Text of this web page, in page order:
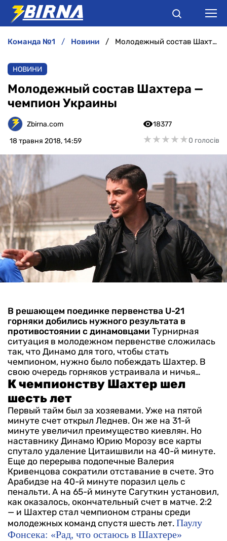
АНАЛІТИКА
ІНТЕРВ'Ю
РІЗНЕ
БУКМЕКЕРИ
команда №1 новини Молодежный состав Шахтера — чемпион Украины
НОВИНИ
Молодежный состав Шахтера —
чемпион Украины
Zbirna.com
18 травня 2018, 14:59
18377
★★★★★
★★★★★0 голосів
В решающем поединке первенства U-21
горняки добились нужного результата в
противостоянии с динамовцами Турнирная
ситуация в молодежном первенстве сложилась
так, что Динамо для того, чтобы стать
чемпионом, нужно было побеждать Шахтер. В
свою очередь горняков устраивала и ничья…
К чемпионству Шахтер шел
шесть лет
Первый тайм был за хозяевами. Уже на пятой
минуте счет открыл Леднев. Он же на 31-й
минуте увеличил преимущество киевлян. Но
наставнику Динамо Юрию Морозу все карты
спутало удаление Цитаишвили на 40-й минуте.
Еще до перерыва подопечные Валерия
Кривенцова сократили отставание в счете. Это
Арабидзе на 40-й минуте поразил цель с
пенальти. А на 65-й минуте Сагуткин установил,
как оказалось, окончательный счет в матче. 2:2
— и Шахтер стал чемпионом страны среди
молодежных команд спустя шесть лет. Паулу
Фонсека: «Рад, что остаюсь в Шахтере»